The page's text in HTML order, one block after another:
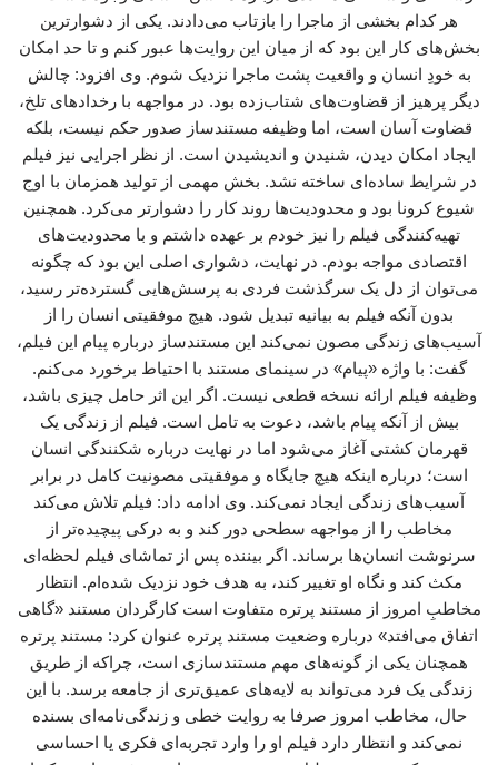
هر کدام بخشی از ماجرا را بازتاب می‌دادند. یکی از دشوارترین
بخش‌های کار این بود که از میان این روایت‌ها عبور کنم و تا حد امکان
به خودِ انسان و واقعیت پشت ماجرا نزدیک شوم. وی افزود: چالش
دیگر پرهیز از قضاوت‌های شتاب‌زده بود. در مواجهه با رخدادهای تلخ،
قضاوت آسان است، اما وظیفه مستندساز صدور حکم نیست، بلکه
ایجاد امکان دیدن، شنیدن و اندیشیدن است. از نظر اجرایی نیز فیلم
در شرایط ساده‌ای ساخته نشد. بخش مهمی از تولید همزمان با اوج
شیوع کرونا بود و محدودیت‌ها روند کار را دشوارتر می‌کرد. همچنین
تهیه‌کنندگی فیلم را نیز خودم بر عهده داشتم و با محدودیت‌های
اقتصادی مواجه بودم. در نهایت، دشواری اصلی این بود که چگونه
می‌توان از دل یک سرگذشت فردی به پرسش‌هایی گسترده‌تر رسید،
بدون آنکه فیلم به بیانیه تبدیل شود. هیچ موفقیتی انسان را از
آسیب‌های زندگی مصون نمی‌کند این مستندساز درباره پیام این فیلم،
گفت: با واژه «پیام» در سینمای مستند با احتیاط برخورد می‌کنم.
وظیفه فیلم ارائه نسخه قطعی نیست. اگر این اثر حامل چیزی باشد،
بیش از آنکه پیام باشد، دعوت به تامل است. فیلم از زندگی یک
قهرمان کشتی آغاز می‌شود اما در نهایت درباره شکنندگی انسان
است؛ درباره اینکه هیچ جایگاه و موفقیتی مصونیت کامل در برابر
آسیب‌های زندگی ایجاد نمی‌کند. وی ادامه داد: فیلم تلاش می‌کند
مخاطب را از مواجهه سطحی دور کند و به درکی پیچیده‌تر از
سرنوشت انسان‌ها برساند. اگر بیننده پس از تماشای فیلم لحظه‌ای
مکث کند و نگاه او تغییر کند، به هدف خود نزدیک شده‌ام. انتظار
مخاطبِ امروز از مستند پرتره متفاوت است کارگردان مستند «گاهی
اتفاق می‌افتد» درباره وضعیت مستند پرتره عنوان کرد: مستند پرتره
همچنان یکی از گونه‌های مهم مستندسازی است، چراکه از طریق
زندگی یک فرد می‌تواند به لایه‌های عمیق‌تری از جامعه برسد. با این
حال، مخاطب امروز صرفا به روایت خطی و زندگی‌نامه‌ای بسنده
نمی‌کند و انتظار دارد فیلم او را وارد تجربه‌ای فکری یا احساسی